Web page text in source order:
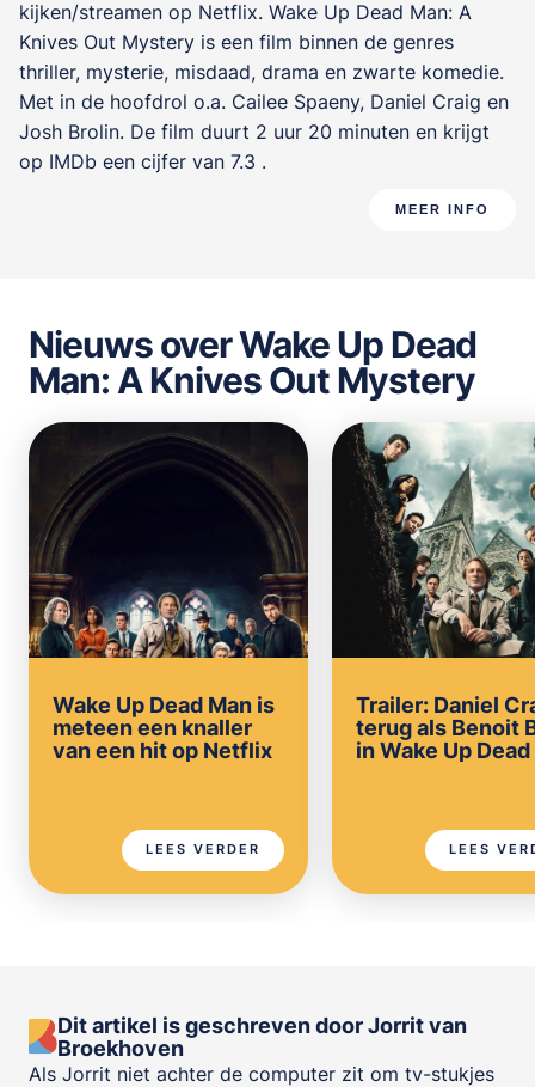
kijken/streamen op Netflix. Wake Up Dead Man: A
Knives Out Mystery is een film binnen de genres
thriller, mysterie, misdaad, drama en zwarte komedie.
Met in de hoofdrol o.a. Cailee Spaeny, Daniel Craig en
Josh Brolin. De film duurt 2 uur 20 minuten en krijgt
op IMDb een cijfer van 7.3 .
MEER INFO
Nieuws over Wake Up Dead
Man: A Knives Out Mystery
Wake Up Dead Man is
meteen een knaller
van een hit op Netflix
LEES VERDER
Trailer: Daniel
terug als Benoit
in Wake Up
LEES
Dit artikel is geschreven door Jorrit van
Broekhoven
Als Jorrit niet achter de computer zit om tv-stukjes